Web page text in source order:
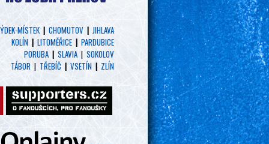
MÍSTEK| CHOMUTOV | JIHLAVA
KOLÍN | LITOMĚŘICE | PARDUBICE
PORUBA | SLAVIA | SOKOLOV
TÁBOR | TŘEBÍČ | VSETÍN | ZLÍN